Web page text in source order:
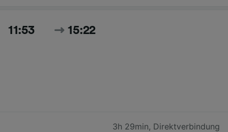
11:53 15:22
3h 29min, Direktverbindung